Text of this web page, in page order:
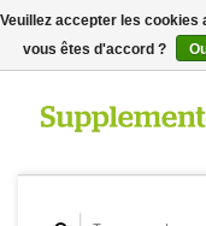
Veuillez accepter les cookies
vous êtes d'accord ?